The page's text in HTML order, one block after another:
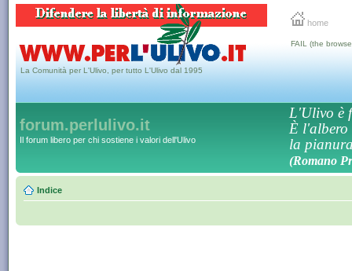
home
La Comunità per L'Ulivo, per tutto L'Ulivo dal 1995
FAIL (the
forum.perlulivo.it
Il forum libero per chi sostiene i valori dell'Ulivo
L'Ulivo è
È l'albero
la
(Romano
Indice